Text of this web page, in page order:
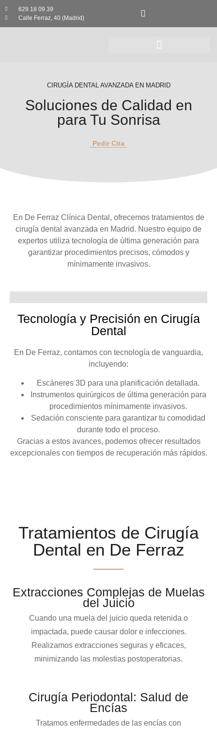
629 18 09 39
Calle Ferraz, 40 (Madrid)
CIRUGÍA DENTAL AVANZADA EN MADRID
Soluciones de Calidad en
para Tu Sonrisa
Pedir Cita
En De Ferraz Clínica Dental , ofrecemos tratamientos de
cirugía dental avanzada en Madrid. Nuestro equipo de
expertos utiliza tecnología de última generación para
garantizar procedimientos precisos, cómodos y
mínimamente invasivos.
Tecnología y Precisión en Cirugía
Dental
En De Ferraz, contamos con tecnología de vanguardia,
incluyendo:
Escáneres 3D para una planificación detallada.
Instrumentos quirúrgicos de última generación para
procedimientos mínimamente invasivos.
Sedación consciente para garantizar tu comodidad
durante todo el proceso.
Gracias a estos avances, podemos ofrecer resultados
excepcionales con tiempos de recuperación más rápidos.
Tratamientos de Cirugía
Dental en De Ferraz
Extracciones Complejas de Muelas
del Juicio
Cuando una muela del juicio queda retenida o
impactada, puede causar dolor e infecciones.
Realizamos extracciones seguras y eficaces,
minimizando las molestias postoperatorias.
Cirugía Periodontal: Salud de
Encías
Tratamos enfermedades de las encías con